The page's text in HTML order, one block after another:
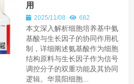
用
2025/11/08 682
本文深入解析细胞培养基中氨
基酸与生长因子的协同作用机
制，详细阐述氨基酸作为细胞
结构原料与生长因子作为信号
调控分子的双重功能及其协同
逻辑。华晨阳细胞...